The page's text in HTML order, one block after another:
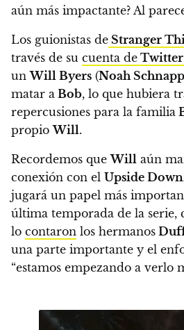
aún más impactante? Al
Los guionistas de Stranger
través de su cuenta de Twitter
unWill Byers (Noah Schnapp
matar a Bob, lo que hubiera
repercusiones para la familia
propioWill.
Recordemos queWill aún
conexión con el Upside
jugará un papel más
última temporada de la serie,
lo contaron los hermanos
una parte importante y el
“estamos empezando a verlo